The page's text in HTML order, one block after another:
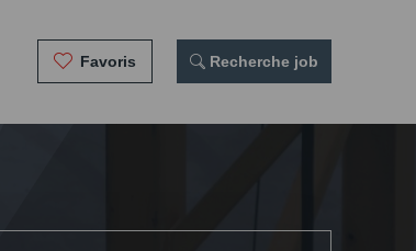
Favoris Recherche job